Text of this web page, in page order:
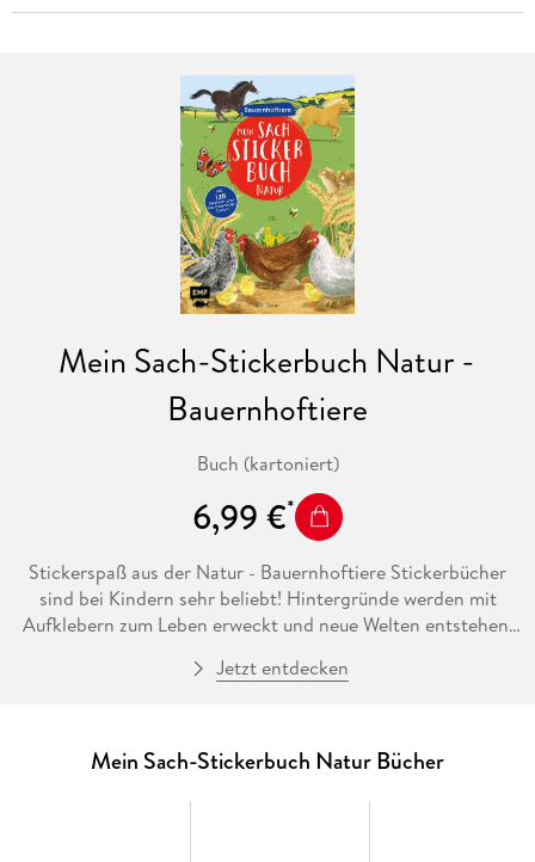
Mein Sach-Stickerbuch Natur -
Bauernhoftiere
Buch (kartoniert)
6,99 €
Stickerspaß aus der Natur - Bauernhoftiere Stickerbücher
sind bei Kindern sehr beliebt! Hintergründe werden mit
Aufklebern zum Leben erweckt und neue Welten entstehen.
Jahren die verschiedenen Lebensräume von Tieren
Naturforscher können insgesamt 11 Szenen mit 120 Stickern
Wiese gackern die Hühner fröhlich im Gras. Durch die
Jetzt entdecken
Mein Sach-Stickerbuch Natur Bücher